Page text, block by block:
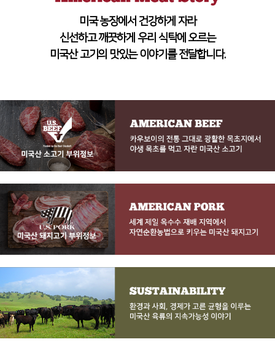
미국 농장에서 건강하게 자라
신선하고 깨끗하게 우리 식탁에 오르는
미국산 고기의 맛있는 이야기를 전달합니다.